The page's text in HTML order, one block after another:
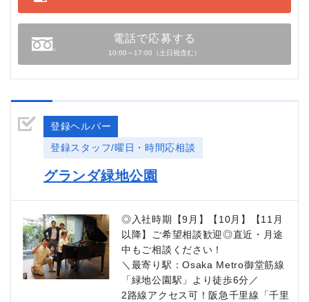
電話で応募する
10:00～17:00（土日祝含む）
登録ヘルパー
登録スタッフ/曜日・時間応相談
グランダ緑地公園
◎入社時期【9月】【10月】【11月
以降】ご希望相談歓迎◎直近・月途
中もご相談ください！
＼最寄り駅：Osaka Metro御堂筋線
「緑地公園駅」より徒歩6分／
2路線アクセス可！阪急千里線「千里